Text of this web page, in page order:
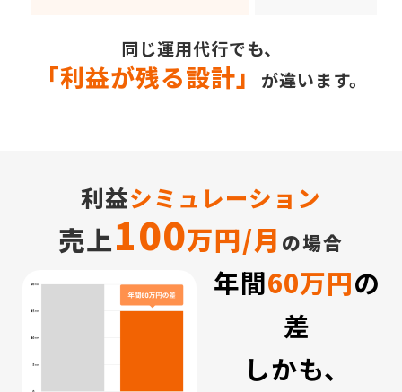
同じ運用代行でも、
「利益が残る設計」 が違います。
利益シミュレーション
売上100万円/月 の場合
年間60万円の
差
しかも、